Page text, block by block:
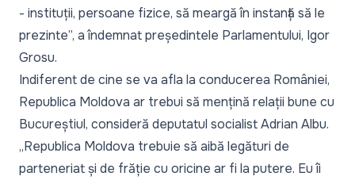
- instituții, persoane fizice, să meargă în instanță să le
prezinte”, a îndemnat președintele Parlamentului, Igor
Grosu.
Indiferent de cine se va afla la conducerea României,
Republica Moldova ar trebui să mențină relații bune cu
Bucureștiul, consideră deputatul socialist Adrian Albu.
„Republica Moldova trebuie să aibă legături de
parteneriat și de frăție cu oricine ar fi la putere. Eu îi